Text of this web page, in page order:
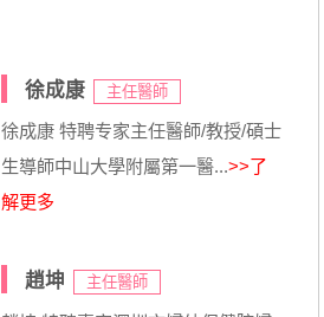
徐成康 主任醫師
徐成康 特聘专家主任醫師/教授/碩士
生導師中山大學附屬第一醫...>>了
解更多
趙坤 主任醫師